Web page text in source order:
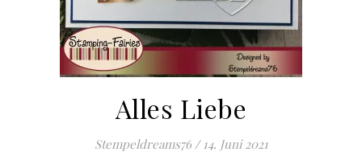
Alles Liebe
Stempeldreams76 / 14. Juni 2021